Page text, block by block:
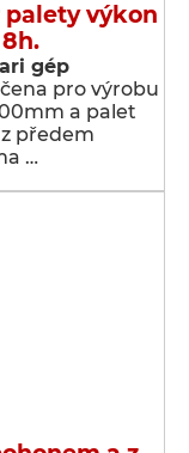
palety výkon
gép
pro výrobu
a palet
předem
…